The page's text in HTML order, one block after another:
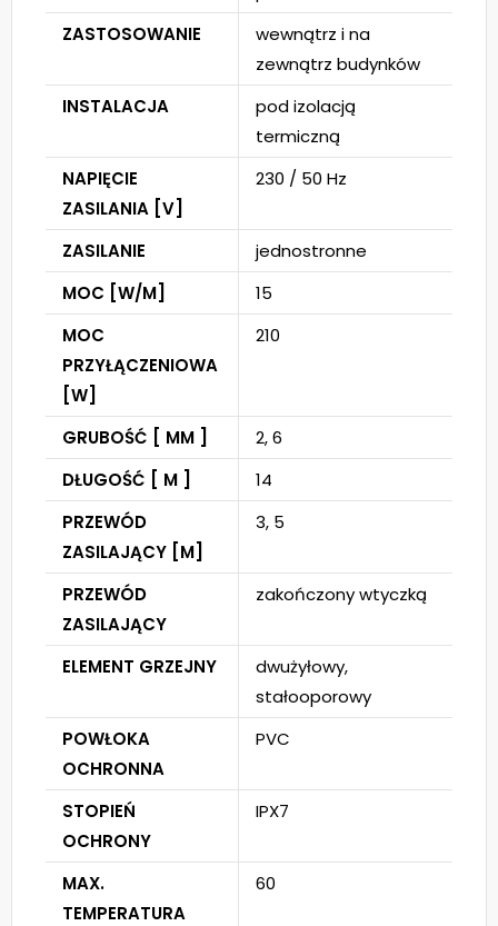
ZASTOSOWANIE
wewnątrz i na
zewnątrz budynków
INSTALACJA
pod izolacją
termiczną
NAPIĘCIE
ZASILANIA [V]
230 / 50 Hz
ZASILANIE
jednostronne
MOC [W/M]
15
MOC
PRZYŁĄCZENIOWA
[W]
210
GRUBOŚĆ [ MM ]
2, 6
DŁUGOŚĆ [ M ]
14
PRZEWÓD
ZASILAJĄCY [M]
3, 5
PRZEWÓD
ZASILAJĄCY
zakończony wtyczką
ELEMENT GRZEJNY
dwużyłowy,
stałooporowy
POWŁOKA
OCHRONNA
PVC
STOPIEŃ
OCHRONY
IPX7
MAX.
TEMPERATURA
60